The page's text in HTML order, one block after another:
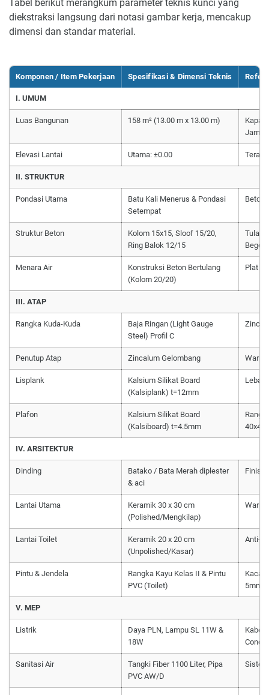
Tabel berikut merangkum parameter teknis kunci yang
diekstraksi langsung dari notasi gambar kerja, mencakup
dimensi dan standar material.
Komponen / Item Pekerjaan Spesifikasi & Dimensi Teknis
I. UMUM
Luas Bangunan 158 m² (13.00 m x 13.00 m)
Elevasi Lantai Utama: ±0.00 Teras:
II. STRUKTUR
Pondasi Utama
Batu Kali Menerus & Pondasi
Setempat
Beton
Struktur Beton
Kolom 15x15, Sloof 15/20,
Ring Balok 12/15
Begel
Menara Air
Konstruksi Beton Bertulang
(Kolom 20/20)
Plat
III. ATAP
Rangka Kuda-Kuda
Baja Ringan (Light Gauge
Steel) Profil C
Penutup Atap Zincalum Gelombang Warna
Lisplank
Kalsium Silikat Board
(Kalsiplank) t=12mm
Lebar
Plafon
Kalsium Silikat Board
(Kalsiboard) t=4.5mm
40x40
IV. ARSITEKTUR
Dinding
Batako / Bata Merah diplester
& aci
Lantai Utama
Keramik 30 x 30 cm
(Polished/Mengkilap)
Lantai Toilet
Keramik 20 x 20 cm
(Unpolished/Kasar)
Anti-
Pintu & Jendela
Rangka Kayu Kelas II & Pintu
PVC (Toilet)
Kaca
5mm
V. MEP
Listrik
Daya PLN, Lampu SL 11W &
18W
Kabel
Sanitasi Air
Tangki Fiber 1100 Liter, Pipa
PVC AW/D